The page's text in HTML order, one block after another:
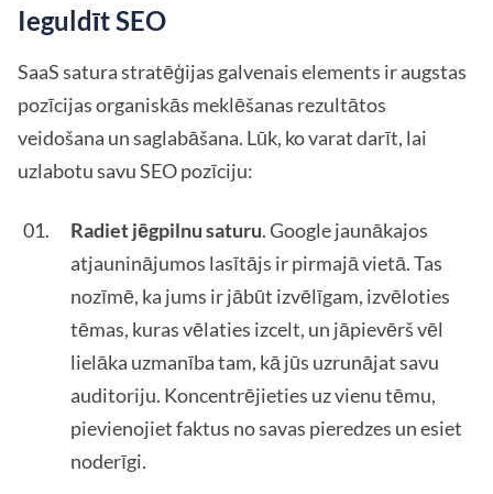
Ieguldīt SEO
SaaS satura stratēģijas galvenais elements ir augstas
pozīcijas organiskās meklēšanas rezultātos
veidošana un saglabāšana. Lūk, ko varat darīt, lai
uzlabotu savu SEO pozīciju:
Radiet jēgpilnu saturu. Google jaunākajos
atjauninājumos lasītājs ir pirmajā vietā. Tas
nozīmē, ka jums ir jābūt izvēlīgam, izvēloties
tēmas, kuras vēlaties izcelt, un jāpievērš vēl
lielāka uzmanība tam, kā jūs uzrunājat savu
auditoriju. Koncentrējieties uz vienu tēmu,
pievienojiet faktus no savas pieredzes un esiet
noderīgi.